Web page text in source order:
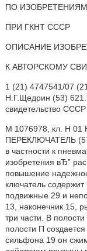
ПО
ПРИ ГКНТ СССР
ОПИСАНИЕ
К АВТОРСКОМУ
1 (21) 4747541/07
Н.Г.Щедрин (53)
свидетельство СССР
М 1076978, кл. Н
ПЕРЕКЛЮЧАТЕЛЬ (57)
в частности к
изобретения вЂ”
повышение
ключатель
подвижные 29 и
13, наконечник 15,
три части. В
полости П
сильфона 19 он